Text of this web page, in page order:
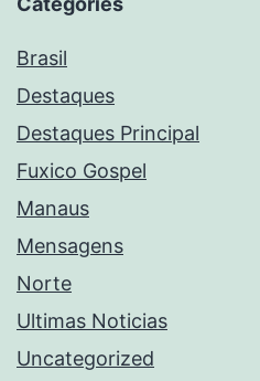
Brasil
Destaques
Destaques Principal
Fuxico Gospel
Manaus
Mensagens
Norte
Ultimas Noticias
Uncategorized